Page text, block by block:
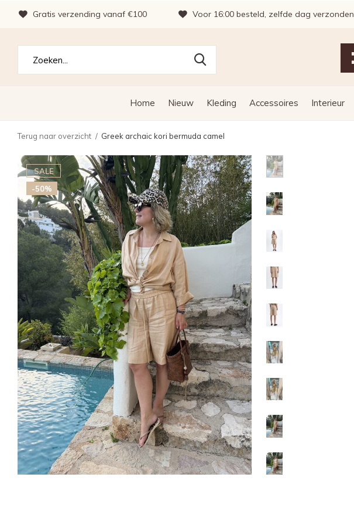
Home Nieuw Kleding Accessoires Interieur
Gratis verzending vanaf €100 Voor 16:00 besteld, zelfde dag verzonden
Terug naar overzicht Greek archaic kori bermuda camel
SALE
-50%